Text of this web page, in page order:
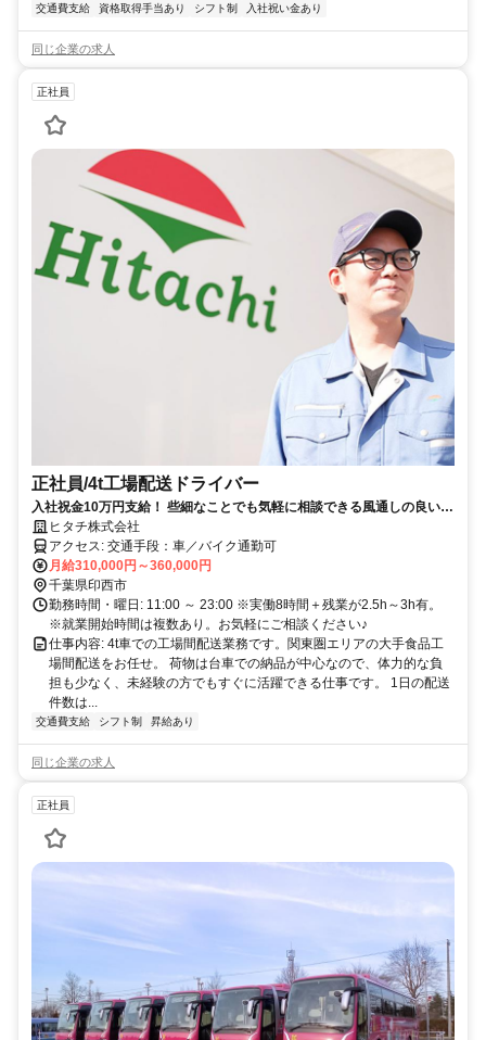
交通費支給
資格取得手当あり シフト制 入社祝い金あり
同じ企業の求人
正社員
正社員/4t工場配送ドライバー
入社祝金10万円支給！ 些細なことでも気軽に相談できる風通しの良い職
場です。 バックモニターなど安全装備が充実した車両で、安心して配送
できます。
ヒタチ株式会社
アクセス: 交通手段：車／バイク通勤可
月給310,000円～360,000円
千葉県印西市
勤務時間・曜日: 11:00 ～ 23:00 ※実働8時間＋残業が2.5h～3h有。
※就業開始時間は複数あり。お気軽にご相談ください♪
仕事内容: 4t車での工場間配送業務です。関東圏エリアの大手食品工
場間配送をお任せ。 荷物は台車での納品が中心なので、体力的な負
担も少なく、未経験の方でもすぐに活躍できる仕事です。 1日の配送
件数は...
交通費支給 シフト制 昇給あり
同じ企業の求人
正社員